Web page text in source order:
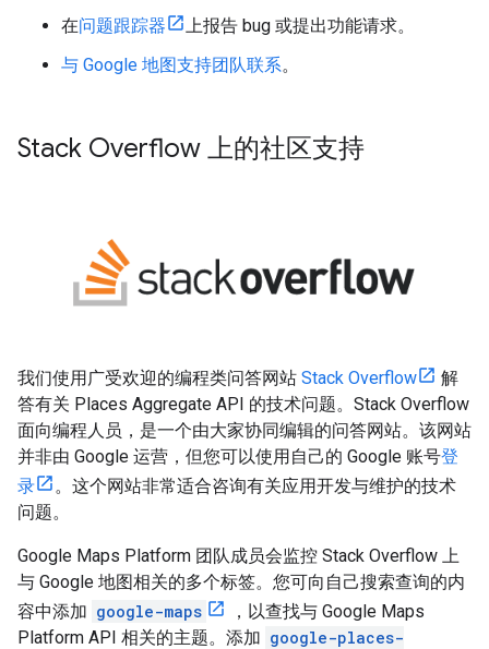
在问题跟踪器
上报告 bug 或提出功能请求。
与 Google 地图支持团队联系。
Stack Overflow 上的社区支持
我们使用广受欢迎的编程类问答网站 Stack Overflow
解
答有关 Places Aggregate API 的技术问题。Stack Overflow
面向编程人员，是一个由大家协同编辑的问答网站。该网站
并非由 Google 运营，但您可以使用自己的 Google 账号登
录
。这个网站非常适合咨询有关应用开发与维护的技术
问题。
Google Maps Platform 团队成员会监控 Stack Overflow 上
与 Google 地图相关的多个标签。您可向自己搜索查询的内
容中添加 google-maps
，以查找与 Google Maps
Platform API 相关的主题。添加 google-places-